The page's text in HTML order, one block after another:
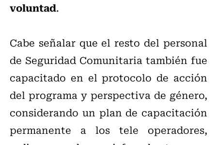
voluntad.
Cabe señalar que el resto del personal
de Seguridad Comunitaria también fue
capacitado en el protocolo de acción
del programa y perspectiva de género,
considerando un plan de capacitación
permanente a los tele operadores,